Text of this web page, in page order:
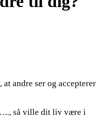
andre ser og accepterer
så ville dit liv være i